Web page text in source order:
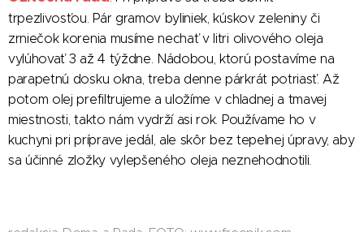
trpezlivosťou. Pár gramov byliniek, kúskov zeleniny či
zrniečok korenia musíme nechať v litri olivového oleja
vylúhovať 3 až 4 týždne. Nádobou, ktorú postavíme na
parapetnú dosku okna, treba denne párkrát potriasť. Až
potom olej prefiltrujeme a uložíme v chladnej a tmavej
miestnosti, takto nám vydrží asi rok. Používame ho v
kuchyni pri príprave jedál, ale skôr bez tepelnej úpravy, aby
sa účinné zložky vylepšeného oleja neznehodnotili.